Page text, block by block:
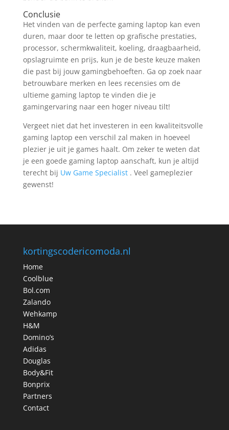
Conclusie
Het vinden van de perfecte gaming laptop kan even
duren, maar door te letten op grafische prestaties,
processor, schermkwaliteit, koeling, draagbaarheid,
opslagruimte en prijs, kun je de beste keuze maken
die past bij jouw gamingbehoeften. Ga op zoek naar
betrouwbare merken en lees recensies om de
ultieme gaming laptop te vinden die je
gamingervaring naar een hoger niveau tilt!
Vergeet niet dat het investeren in een kwaliteitsvolle
gaming laptop een verschil zal maken in hoeveel
plezier je uit je games haalt. Om zeker te weten dat
je een goede gaming laptop aanschaft, kun je altijd
terecht bij Uw Game Specialist . Veel gameplezier
gewenst!
kortingscodericomoda.nl
Home
Coolblue
Bol.com
Zalando
Wehkamp
H&M
Domino’s
Adidas
Douglas
Body&Fit
Bonprix
Partners
Contact